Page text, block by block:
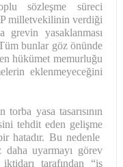
sözleşme süreci
milletvekilinin verdiği
yasaklanması
bunlar göz önünde
hükümet memurluğu
eklenmeyeceğini
yasa tasarısının
tehdit eden gelişme
hatadır. Bu nedenle
uyarmayı görev
tarafından “iş